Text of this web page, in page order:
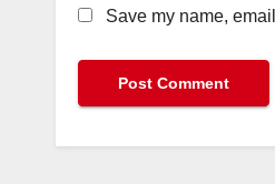
Save my name,